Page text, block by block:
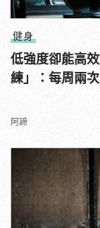
健身
低強度卻能高
練」：每周兩次
阿諦